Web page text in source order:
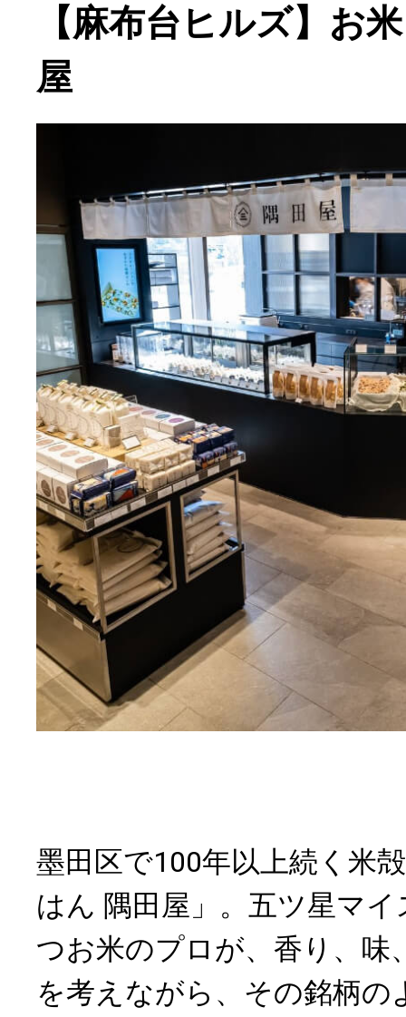
【麻布台ヒルズ】お
屋
墨田区で100年以上続く米
はん 隅田屋」。五ツ星マ
つお米のプロが、香り、味
を考えながら、その銘柄の